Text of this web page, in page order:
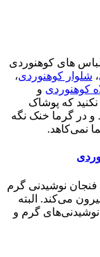
های کوهنوردی
، شلوار کوهنوردی،
کوهنوردی و
که پوشاک
در گرما خنک نگه
نمی‌کاهد.
فنجان نوشیدنی گرم
می‌کند. البته
نوشیدنی‌های گرم و